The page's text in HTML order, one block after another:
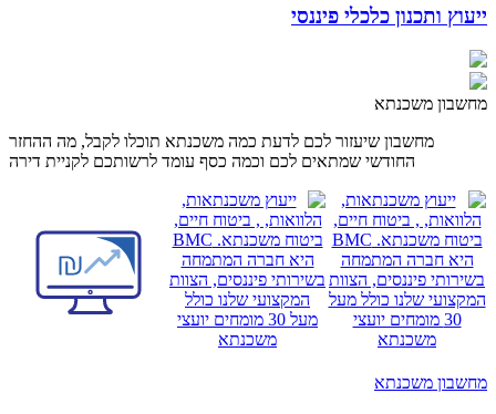
ייעוץ ותכנון כלכלי פיננסי
מחשבון משכנתא
מחשבון שיעזור לכם לדעת כמה משכנתא תוכלו לקבל, מה ההחזר
החודשי שמתאים לכם וכמה כסף עומד לרשותכם לקניית דירה
מחשבון משכנתא